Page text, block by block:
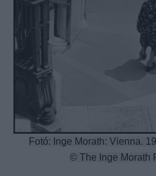
Fotó: Inge Morath: Vienna.
© The Inge Morath